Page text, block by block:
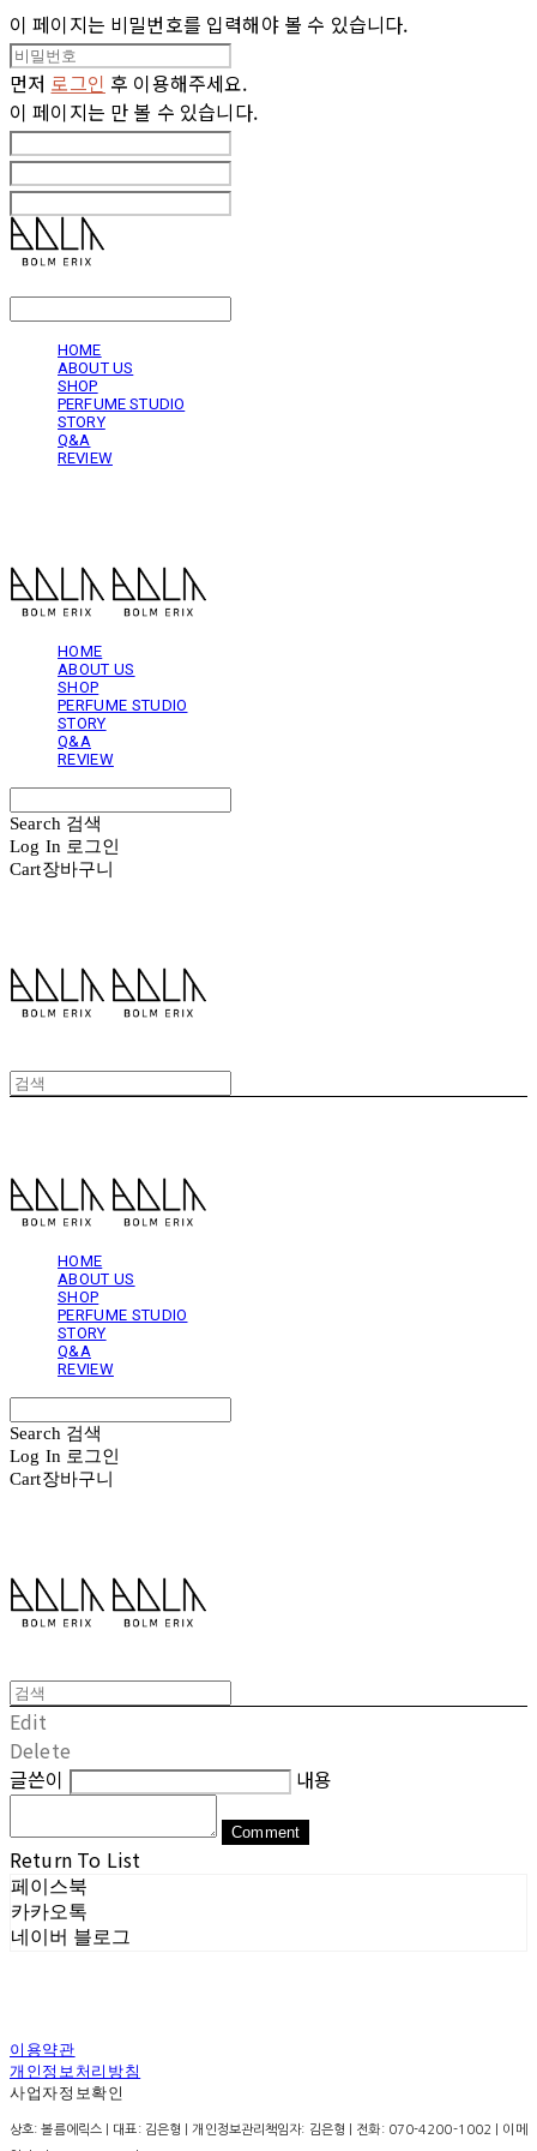
이 페이지는 비밀번호를 입력해야 볼 수 있습니다.
먼저 로그인 후 이용해주세요.
이 페이지는 만 볼 수 있습니다.
HOME
ABOUT US
SHOP
PERFUME STUDIO
STORY
Q&A
REVIEW
HOME
ABOUT US
SHOP
PERFUME STUDIO
STORY
Q&A
REVIEW
Search 검색
Log In 로그인
Cart장바구니
HOME
ABOUT US
SHOP
PERFUME STUDIO
STORY
Q&A
REVIEW
Search 검색
Log In 로그인
Cart장바구니
Edit
Delete
글쓴이
내용
Comment
Return To List
페이스북
카카오톡
네이버 블로그
이용약관
개인정보처리방침
사업자정보확인
상호: 볼름에릭스 | 대표: 김은형 | 개인정보관리책임자: 김은형 | 전화: 070-4200-1002 | 이메